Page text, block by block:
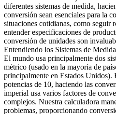
diferentes sistemas de medida,
conversión sean esenciales para la
situaciones cotidianas, como seguir
entender especificaciones de
conversión de unidades son
Entendiendo los Sistemas de Medida
El mundo usa principalmente dos
métrico (usado en la mayoría de
principalmente en Estados Unidos).
potencias de 10, haciendo las
imperial usa varios factores de
complejos. Nuestra calculadora
problemas, proporcionando